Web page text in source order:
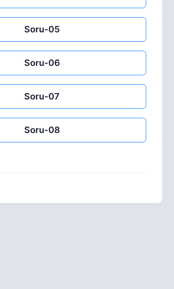
Soru-05
Soru-06
Soru-07
Soru-08